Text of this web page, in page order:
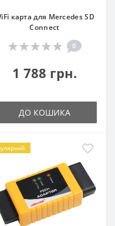
карта для Mercedes SD
Connect
0
1 788 грн.
ДО КОШИКА